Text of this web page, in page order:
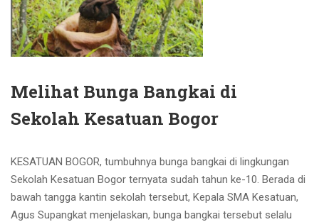
Melihat Bunga Bangkai di
Sekolah Kesatuan Bogor
KESATUAN BOGOR, tumbuhnya bunga bangkai di lingkungan
Sekolah Kesatuan Bogor ternyata sudah tahun ke-10. Berada di
bawah tangga kantin sekolah tersebut, Kepala SMA Kesatuan,
Agus Supangkat menjelaskan, bunga bangkai tersebut selalu